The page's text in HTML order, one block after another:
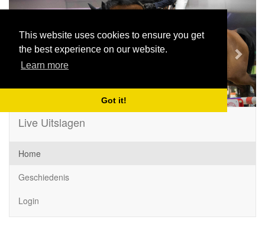
This website uses cookies to ensure you get
the best experience on our website.
Learn more
Got it!
Previous Next
Live Uitslagen
Home
Geschiedenis
Login